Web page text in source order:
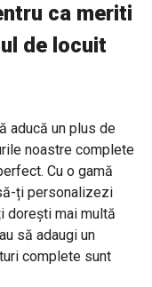
ca meriti
de locuit
aducă un plus de
noastre complete
Cu o gamă
ți personalizezi
dorești mai multă
să adaugi un
complete sunt